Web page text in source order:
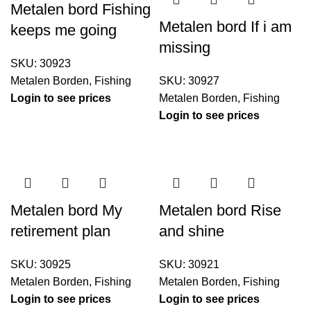
Metalen bord Fishing
keeps me going
SKU: 30923
Metalen Borden, Fishing
Login to see prices
Metalen bord If i am
missing
SKU: 30927
Metalen Borden, Fishing
Login to see prices
Metalen bord My
retirement plan
SKU: 30925
Metalen Borden, Fishing
Login to see prices
Metalen bord Rise
and shine
SKU: 30921
Metalen Borden, Fishing
Login to see prices